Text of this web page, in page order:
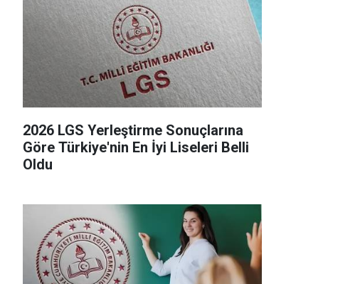
2026 LGS Yerleştirme Sonuçlarına
Göre Türkiye'nin En İyi Liseleri Belli
Oldu